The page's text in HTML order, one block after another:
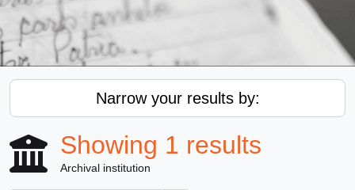
Narrow your results by:
Showing 1 results
Archival institution